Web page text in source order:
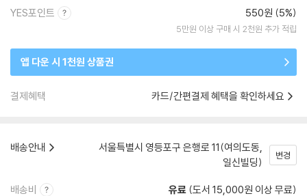
YES포인트 550원 (5%)
5만원 이상 구매 시 2천원 추가 적립
앱 다운 시 1천원 상품권
결제혜택 카드/간편결제 혜택을 확인하세요
배송안내
서울특별시 영등포구 은행로 11(여의도동,
일신빌딩)
변경
배송비 유료 (도서 15,000원 이상 무료)